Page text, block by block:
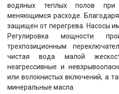
водяных теплых полов
меняющимся расходе. Благодаря
защищен от перегрева. Насосы
Регулировка мощности
трехпозиционным
чистая вода малой
неагрессивные и
или волокнистых включений, а
минеральные масла.